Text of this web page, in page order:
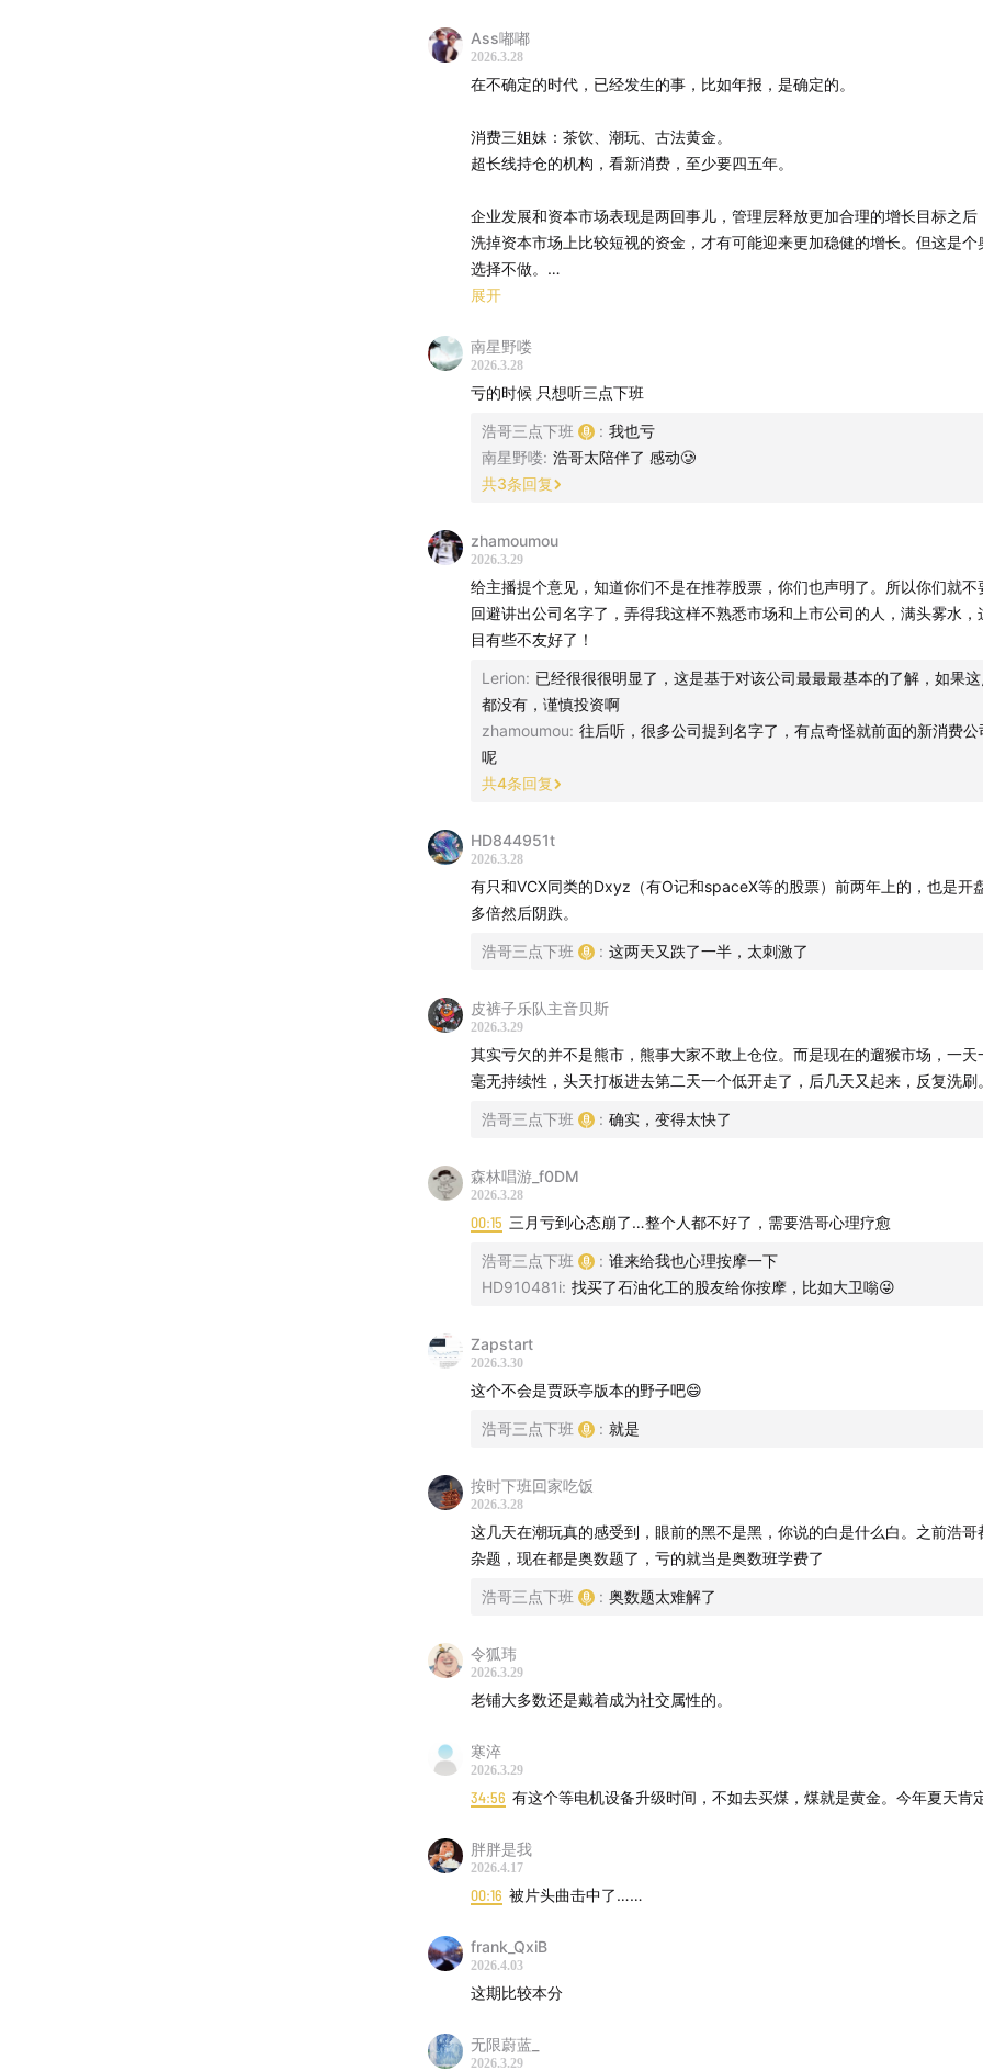
20:13 为什么会对这家公司“有感情”？
从产品出海到品牌出海，这家公司承载的是更高势能的品牌想象--截止
但企业判断和股票操作，是两回事
爆火过的公司，估值为什么最难？
利好落地后，为什么走势反而未必令人满意
22:29
茶饮龙头们的业绩其实也不差
增长、分红都不错，但市场怎么演绎，越来越难预判
从“游资打法”回撤，重新回到价值投资
短线交易太耗神，准确率也没有想象中那么高
还是研究企业，更适合自己
24:24 切到 AI：从 MiniMax、智谱聊到中国大模型的全球化机会
不是大厂附属品，而是真正从零长出来的创业公司
这件事本身就很了不起
聊到美股 AI 热潮与 VCX 这类新型基金产品
普通散户也能参与类风投叙事，AI 资产的想象力被推到新高度
为什么“看不清”的东西，反而最容易被爆炒？
因为算不清账的时候，朦胧美和想象空间最大
收入不高，但市值极高
这背后是“必配逻辑”“不买怕跑输”的竞赛机制
不是看当前利润，而是在赌它未来能吃掉多大的蛋糕
29:42 大模型是一个很有想象力，也很残酷的行业
赢家可能通吃，但赚到的钱又必须持续投入下一代模型训练
本质上是一场没有终点的无限游戏
OpenAI、Claude、MiniMax 的竞争，说明护城河并不稳固
这让模型竞赛对股东并不友好
比如 TOKEN 出海、模型自我进化、能源和电价优势
33:19 真要抓 AI 产业链，可能还是要往更上游看
电力系统升级、北美缺电、电网改造，这些都是很硬的逻辑
亲身踩坑：认知建立太晚，进去就成了最后接盘的人
这也是市场里最真实的一课
为什么这两年 AI 硬件链比软件更赚钱？
从 GPU、光模块、PCB、存储，到光纤、光芯片，赚钱效应远强于应用
存储这一波，是“明牌机会”但依然很难上车
势能比静态估值更重要
市场买的不是“利润”，是“方向”和“加速度”
回到主题：财报明明是确定的，为什么市场反应依然不确定？
因为数据只是数据，关键在于它和预期相比，是超了，还是低了
AI 应用公司也一样
42:20 公司基本面一天不会变，但市场态度一天可以变很多次
同一支股票，上午还是“务实团队”，下午就变成“让人失望”
43:29 当天市场另一条重要线索：外卖大战可能迎来转折
Ass嘟嘟
2026.3.28
在不确定的时代，已经发生的事，比如年报，是确定的。
消费三姐妹：茶饮、潮玩、古法黄金。
超长线持仓的机构，看新消费，至少要四五年。
企业发展和资本市场表现是两回事儿，管理层释放更加合理的增长目标之后
洗掉资本市场上比较短视的资金，才有可能迎来更加稳健的增长。但这是个
选择不做。
挟，竞赛机制下的产物。
赢家通吃，但赚到的钱又必须持续投入下一代模型训练，无限游戏。
而用户的迁移成本低，护城河并不稳固。
抓 AI 产业链，要往更上游看。早点学。认知建立太晚，进去就成了最后接盘
硬件最近两年的赚钱效应，强于软件。硬件产业链的爆发性很快。
势能：在上行周期，天花板无限高；但下行趋势里，不知道底在哪里。势能
值更重要，同样是 2 亿利润，上行公司和下行公司的估值可能差 10 倍。
确定的财报，市场反应依然不确定，因为数据只是数字，关键在于它和预期
期差）。
外卖大战：监管层 - 该停了。在消费非常疲弱的经济环境下，补贴看似在让
并没有让道。中概互联网，可能正处在一个重要的转折点。虽然未来增速未
但很多悲观预期已经反映在股价里了。
一个相对轻松的阶段。反而预期打满时，稍微有一点不及预期就很难受。
展开
南星野喽
2026.3.28
亏的时候 只想听三点下班
浩哥三点下班 : 我也亏
南星野喽: 浩哥太陪伴了 感动🥲
共3条回复
zhamoumou
2026.3.29
给主播提个意见，知道你们不是在推荐股票，你们也声明了。所以你们就不
回避讲出公司名字了，弄得我这样不熟悉市场和上市公司的人，满头雾水，
目有些不友好了！
Lerion: 已经很很很明显了，这是基于对该公司最最最基本的了解，如果
都没有，谨慎投资啊
zhamoumou: 往后听，很多公司提到名字了，有点奇怪就前面的新消费公
呢
共4条回复
HD844951t
2026.3.28
有只和VCX同类的Dxyz（有O记和spaceX等的股票）前两年上的，也是开
多倍然后阴跌。
浩哥三点下班 : 这两天又跌了一半，太刺激了
皮裤子乐队主音贝斯
2026.3.29
其实亏欠的并不是熊市，熊事大家不敢上仓位。而是现在的遛猴市场，一天
毫无持续性，头天打板进去第二天一个低开走了，后几天又起来，反复洗刷。
浩哥三点下班 : 确实，变得太快了
森林唱游_f0DM
2026.3.28
00:15 三月亏到心态崩了…整个人都不好了，需要浩哥心理疗愈
浩哥三点下班 : 谁来给我也心理按摩一下
HD910481i: 找买了石油化工的股友给你按摩，比如大卫嗡😜
Zapstart
2026.3.30
这个不会是贾跃亭版本的野子吧😄
浩哥三点下班 : 就是
按时下班回家吃饭
2026.3.28
这几天在潮玩真的感受到，眼前的黑不是黑，你说的白是什么白。之前浩哥
杂题，现在都是奥数题了，亏的就当是奥数班学费了
浩哥三点下班 : 奥数题太难解了
令狐玮
2026.3.29
老铺大多数还是戴着成为社交属性的。
寒淬
2026.3.29
34:56 有这个等电机设备升级时间，不如去买煤，煤就是黄金。今年夏天肯
胖胖是我
2026.4.17
00:16 被片头曲击中了……
frank_QxiB
2026.4.03
这期比较本分
无限蔚蓝_
2026.3.29